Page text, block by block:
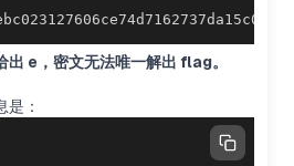
出 e，密文无法唯一解出 flag。
是：